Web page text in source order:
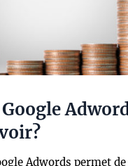
Adwords permet